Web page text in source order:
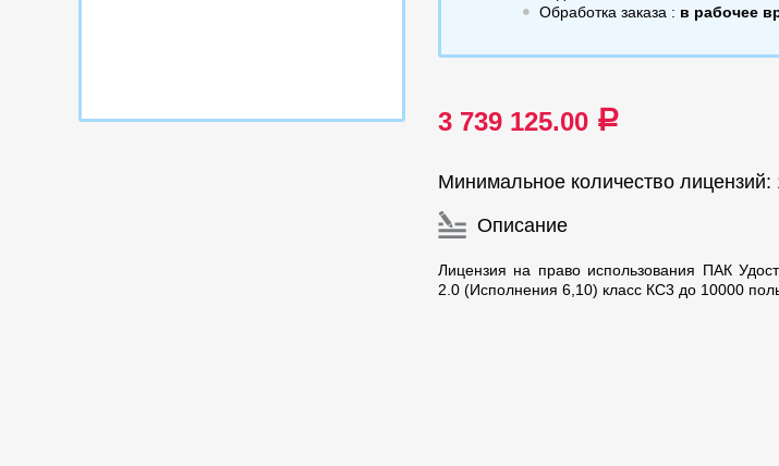
Обработка заказа : в рабочее
3 739 125.00 a
Минимальное количество лицензий:
Описание
Лицензия на право использования ПАК
2.0 (Исполнения 6,10) класс КС3 до 10000